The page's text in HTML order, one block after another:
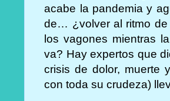
acabe la pandemia y
de… ¿volver al ritmo de
los vagones mientras
va? Hay expertos que
crisis de dolor, muerte
con toda su crudeza)